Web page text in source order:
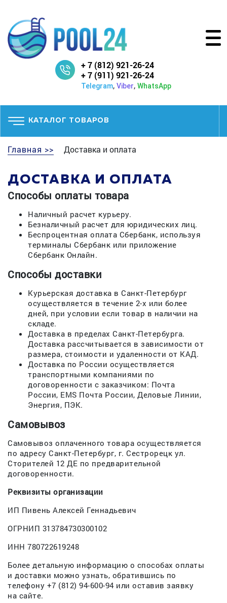
+ 7 (812) 921-26-24
+ 7 (911) 921-26-24
Telegram, Viber, WhatsApp
КАТАЛОГ ТОВАРОВ
Главная >> Доставка и оплата
ДОСТАВКА И ОПЛАТА
Способы оплаты товара
Наличный расчет курьеру.
Безналичный расчет для юридических лиц.
Беспроцентная оплата Сбербанк, используя
терминалы Сбербанк или приложение
Сбербанк Онлайн.
Способы доставки
Курьерская доставка в Санкт-Петербург
осуществляется в течение 2-х или более
дней, при условии если товар в наличии на
складе.
Доставка в пределах Санкт-Петербурга.
Доставка рассчитывается в зависимости от
размера, стоимости и удаленности от КАД.
Доставка по России осуществляется
транспортными компаниями по
договоренности с заказчиком: Почта
России, EMS Почта России, Деловые Линии,
Энергия, ПЭК.
Самовывоз
Самовывоз оплаченного товара осуществляется
по адресу Санкт-Петербург, г. Сестрорецк ул.
Сторителей 12 ДЕ по предварительной
договоренности.
Реквизиты организации
ИП Пивень Алексей Геннадьевич
ОГРНИП 313784730300102
ИНН 780722619248
Более детальную информацию о способах оплаты
и доставки можно узнать, обратившись по
телефону +7 (812) 94-600-94 или оставив заявку
на сайте.